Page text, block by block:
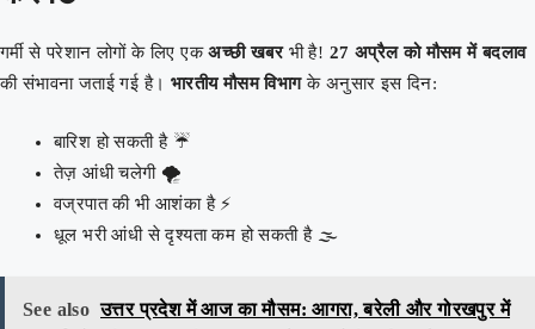
गर्मी से परेशान लोगों के लिए एकअच्छी खबरभी है! 27 अप्रैल को मौसम में बदलाव
की संभावना जताई गई है। भारतीय मौसम विभागके अनुसार इस दिन:
बारिश हो सकती है ☔
तेज़ आंधी चलेगी 🌪️
वज्रपात की भी आशंका है ⚡
धूल भरी आंधी से दृश्यता कम हो सकती है 🌫️
See also उत्तर प्रदेश में आज का मौसम: आगरा, बरेली और गोरखपुर में